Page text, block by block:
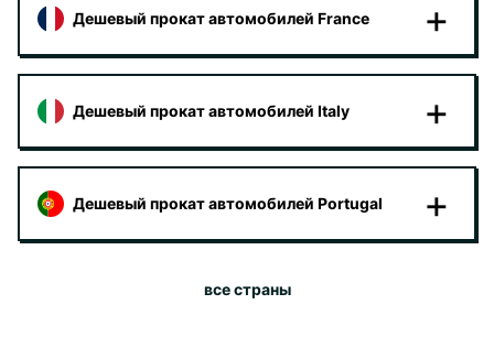
Дешевый прокат автомобилей France
Дешевый прокат автомобилей Italy
Дешевый прокат автомобилей Portugal
все страны